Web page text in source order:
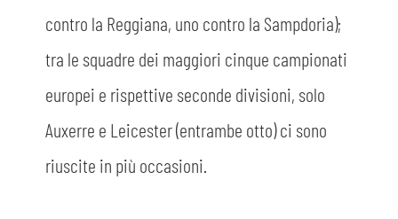
contro la Reggiana, uno contro la Sampdoria);
tra le squadre dei maggiori cinque campionati
europei e rispettive seconde divisioni, solo
Auxerre e Leicester (entrambe otto) ci sono
riuscite in più occasioni.